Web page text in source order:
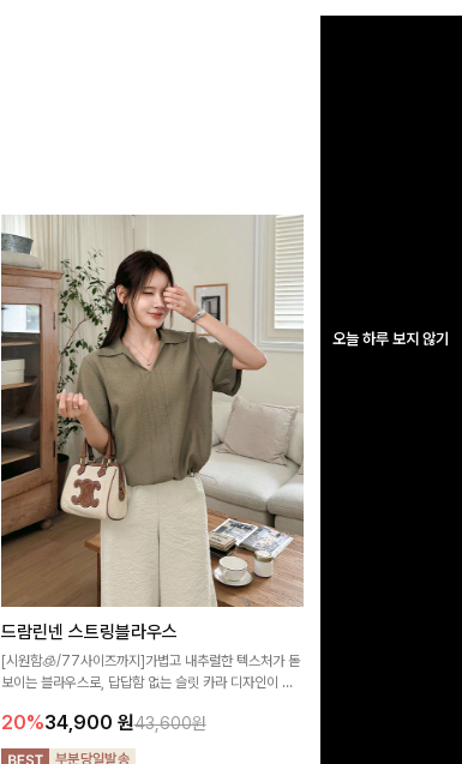
오늘 하루 보지 않기
도 여리하고 세련되게 입어져요-
드람린넨 스트링블라우스
[시원함🧊/77사이즈까지]가볍고 내추럴한 텍스처가 돋
보이는 블라우스로, 답답함 없는 슬릿 카라 디자인이 얼
20%34,900 원43,600원